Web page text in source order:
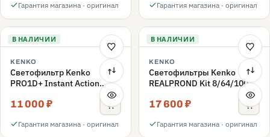
Гарантия магазина · оригинал Гарантия магазина · оригинал
В НАЛИЧИИ
KENKO
Светофильтр Kenko
PRO1D+ Instant Action
Variable NDX3-450+C-PL
переменной плотности
11 000 ₽
Гарантия магазина · оригинал
В НАЛИЧИИ
KENKO
Светофильтры Kenko
REALPROND Kit 8/64/1000
17 600 ₽
Гарантия магазина · оригинал